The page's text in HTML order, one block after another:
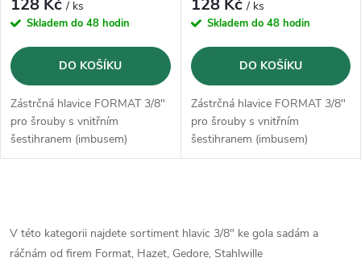
128 Kč/ ks
Skladem do 48 hodin
DO KOŠÍKU
Zástrčná hlavice FORMAT 3/8"
pro šrouby s vnitřním
šestihranem (imbusem)
128 Kč/ ks
Skladem do 48 hodin
DO KOŠÍKU
Zástrčná hlavice FORMAT 3/8"
pro šrouby s vnitřním
šestihranem (imbusem)
v
V této kategorii najdete sortiment hlavic 3/8" ke gola sadám a
ráčnám od firem Format, Hazet, Gedore, Stahlwille